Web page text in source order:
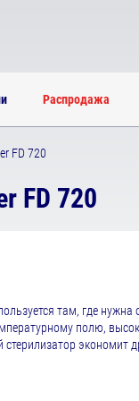
Распродажа
FD 720
FD 720
там, где
полю,
экономит